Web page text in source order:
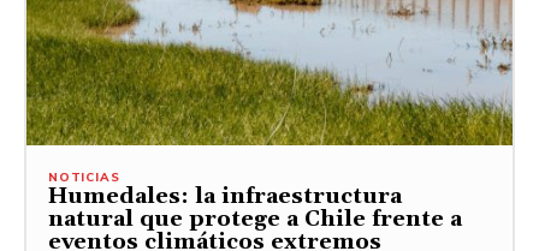
NOTICIAS
Humedales: la infraestructura
natural que protege a Chile frente a
eventos climáticos extremos